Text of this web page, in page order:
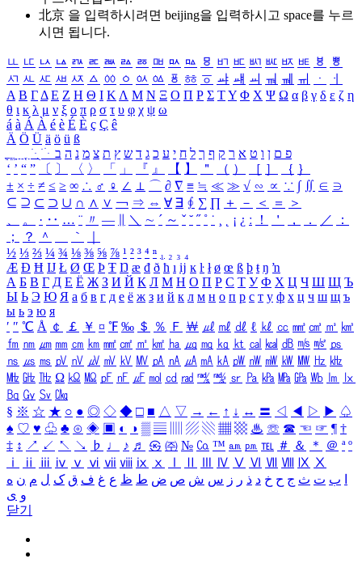
北京 을 입력하시려면 beijing을 입력하시고 space를 누르
시면 됩니다.
ㅥ ㅦ ㅧ ㅨ ㅩ ㅪ ㅫ ㅬ ㅭ ㅮ ㅯ ㅰ ㅱ ㅲ ㅳ ㅴ ㅵ ㅶ ㅷ ㅸ
ㅹ
ㅺ ㅻ ㅼ ㅽ ㅾ ㅿ ㆀ ㆁ ㆂ ㆃ ㆄ ㆅ ㆆ ㆇ ㆈ ㆉ ㆊ ㆋ ㆌ ㆍ
ㆎ
Α Β ΓΔ Ε Ζ Η Θ Ι ΚΛ Μ Ν Ξ Ο Π Ρ Σ ΤΥ Φ Χ Ψ Ω α β γ δ ε ζ η
θ ι κ λ μ ν ξ ο π ρ σ τ υ φ χ ψ ω
á à Á À é è É È ç Ç ê
Ä Ö Ü ä ö ü ß
ִֶֹ ֻּ ׁׂ פ ם ן ו ט א ר ק ף ך ל ח י ע כ ג ד ש ץ ת צ מ נ ה ב
‘ ’ “ ” 〔 〕 〈 〉 「 」 『 』 【 】 ＂ （ ） ［ ］ ｛ ｝
± × ÷ ≠ ≤ ≥ ∞ ∴ ♂ ♀ ∠ ⊥ ⌒ ∂ ∇ ≡ ≒ ≪ ≫ √ ∽ ∝ ∵ ∫ ∬ ∈ ∋
⊆ ⊇ ⊂ ⊃ ∪ ∩ ∧ ∨ ￢ ⇒ ⇔ ∀ ∃ ∮ ∑ ∏ ＋ － ＜ ＝
＞
、
。 · ‥ … ¨ 〃 ― ＼ ∼ ´ ～ ˇ ˘ ˝ ˚ ˙ ¸ ¡ ¿ ː ！ ＇ ， ． ／
：
；
？ ＾ ｀
½ ⅓ ⅔ ¼ ¾ ⅛ ⅜ ⅝ ⅞ ¹ ² ³ ⁴ ⁿ ₁ ₂ ₃ ₄
Æ Ð Ħ Ĳ Ł Ø Œ Þ Ŧ Ŋ æ đ ð ħ ı ĳ ĸ ŀ ł ø œ ß þ ŧ ŋ ŉ
А Б В Г Д Е Ё Ж З И Й К Л М Н О П Р С Т У Ф Х Ц Ч Ш Щ Ъ
Ы Ь Э Ю Я а б в г д е ё ж з и й к л м н о п р с т у ф х ц ч ш щ ъ
ы ь э ю я
′ ″ ℃ Å ￠ ￡ ￥ ¤ ℉ ‰ ＄ ％ Ｆ ￦ ㎕ ㎖ ㎗ ℓ ㎘ ㏄ ㎣ ㎤ ㎥ ㎦
㎙ ㎚ ㎛ ㎜ ㎝ ㎞ ㎟ ㎠ ㎡ ㎢ ㏊ ㎍ ㎎ ㎏ ㏏ ㎈ ㎉ ㏈ ㎧ ㎨ ㎰
㎱ ㎲ ㎳ ㎴ ㎵ ㎶ ㎷ ㎸ ㎹ ㎀ ㎁ ㎂ ㎃ ㎄ ㎺ ㎻ ㎽ ㎾ ㎿ ㎐ ㎑
㎒ ㎓ ㎔ Ω ㏀ ㏁ ㎊ ㎋ ㎌ ㏖ ㏅ ㎭ ㎮ ㎯ ㏛ ㎩ ㎪ ㎫ ㎬ ㏝ ㏐
㏓
㏃ ㏉ ㏜ ㏆
§ ※ ☆ ★ ○ ● ◎ ◇ ◆ □ ■ △ ▽ → ← ↑ ↓ ↔ 〓 ◁ ◀ ▷ ▶ ♤
♠ ♡ ♥ ♧ ♣ ⊙ ◈ ▣ ◐ ◑ ▒ ▤ ▨ ▧ ▦ ▩ ♨ ☏ ☎ ☜ ☞ ¶ †
‡ ↕ ↗ ↙ ↖ ↘ ♭ ♩ ♪ ♬ ㉿ ㈜ № ㏇ ™ ㏂ ㏘ ℡ ＃ ＆ ＊ ＠ ª º
ⅰ
ⅱ ⅲ ⅳ ⅴ ⅵ ⅶ ⅷ ⅸ ⅹ Ⅳ Ⅴ Ⅵ Ⅶ Ⅷ Ⅸ Ⅹ
ب ت ث ج ح خ د ذ ر ز س ش ص ض ط ظ ع غ ف ق ک ل م ن ه
و ی
닫기